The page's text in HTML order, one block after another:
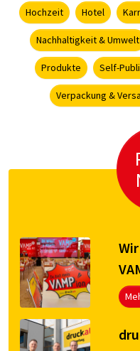
Hochzeit Hotel
Nachhaltigkeit & Umwelt
Produkte Self-
Verpackung &